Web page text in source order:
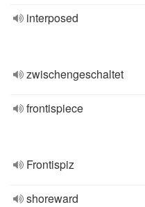
interposed
zwischengeschaltet
frontispiece
Frontispiz
shoreward